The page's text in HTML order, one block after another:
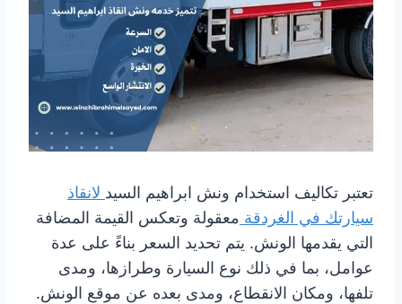
تعتبر تكاليف استخدام ونش ابراهيم السيد لانقاذ
سيارتك في الغردقة معقولة وتعكس القيمة المضافة
التي يقدمها الونش. يتم تحديد السعر بناءً على عدة
عوامل، بما في ذلك نوع السيارة وطرازها، ومدى
تلفها، ومكان الانقطاع، ومدى بعده عن موقع الونش.